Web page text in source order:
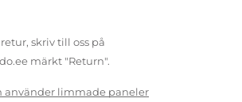
skriv till oss på
märkt "Return".
använder limmade paneler